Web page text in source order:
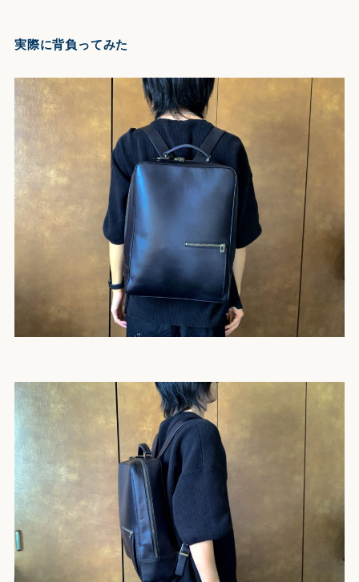
実際に背負ってみた